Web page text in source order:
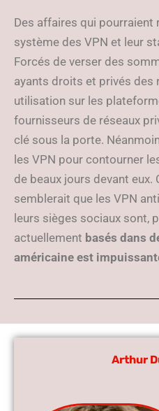
Des affaires qui
système des VPN et leur
Forcés de verser des
ayants droits et privés des
utilisation sur les
fournisseurs de réseaux
clé sous la porte.
les VPN pour contourner
de beaux jours devant eux.
semblerait que les VPN
leurs sièges sociaux sont,
actuellement basés dans
américaine est
Arthur